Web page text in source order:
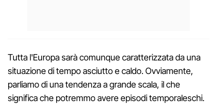
Tutta l'Europa sarà comunque caratterizzata da una
situazione di tempo asciutto e caldo. Ovviamente,
parliamo di una tendenza a grande scala, il che
significa che potremmo avere episodi temporaleschi.